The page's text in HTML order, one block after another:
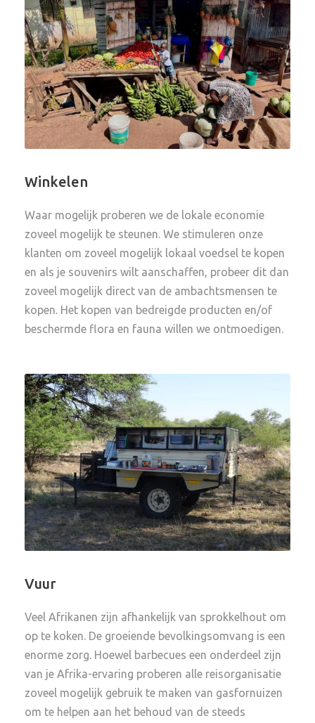
Winkelen
Waar mogelijk proberen we de lokale economie
zoveel mogelijk te steunen. We stimuleren onze
klanten om zoveel mogelijk lokaal voedsel te kopen
en als je souvenirs wilt aanschaffen, probeer dit dan
zoveel mogelijk direct van de ambachtsmensen te
kopen. Het kopen van bedreigde producten en/of
beschermde flora en fauna willen we ontmoedigen.
Vuur
Veel Afrikanen zijn afhankelijk van sprokkelhout om
op te koken. De groeiende bevolkingsomvang is een
enorme zorg. Hoewel barbecues een onderdeel zijn
van je Afrika-ervaring proberen alle reisorganisatie
zoveel mogelijk gebruik te maken van gasfornuizen
om te helpen aan het behoud van de steeds